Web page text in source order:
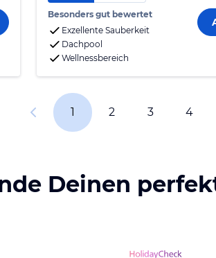
Besonders gut bewertet
Exzellente Sauberkeit
Dachpool
Wellnessbereich
1 2 3 4
Deinen